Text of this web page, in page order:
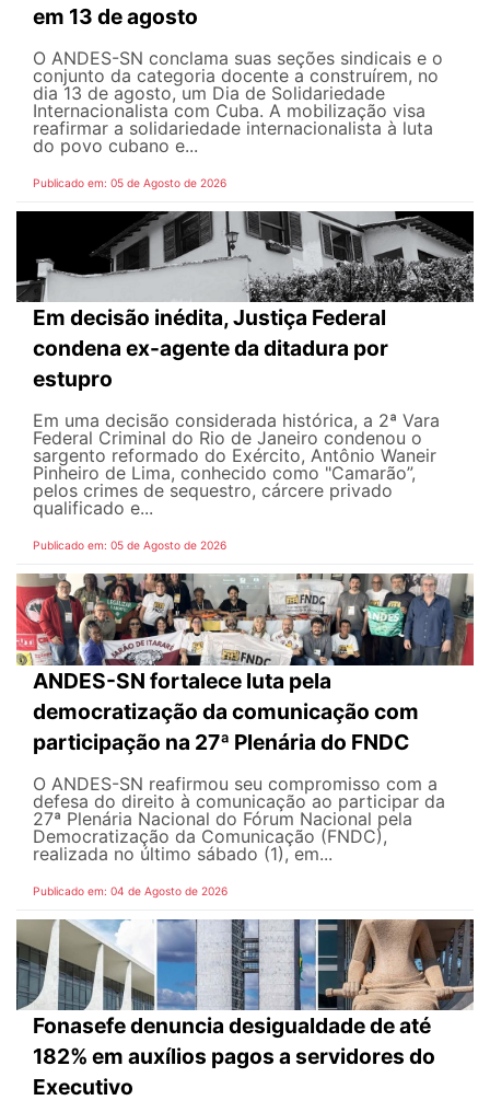
em 13 de agosto
O ANDES-SN conclama suas seções sindicais e o
conjunto da categoria docente a construírem, no
dia 13 de agosto, um Dia de Solidariedade
Internacionalista com Cuba. A mobilização visa
reafirmar a solidariedade internacionalista à luta
do povo cubano e...
Publicado em: 05 de Agosto de 2026
Em decisão inédita, Justiça Federal
condena ex-agente da ditadura por
estupro
Em uma decisão considerada histórica, a 2ª Vara
Federal Criminal do Rio de Janeiro condenou o
sargento reformado do Exército, Antônio Waneir
Pinheiro de Lima, conhecido como "Camarão”,
pelos crimes de sequestro, cárcere privado
qualificado e...
Publicado em: 05 de Agosto de 2026
ANDES-SN fortalece luta pela
democratização da comunicação com
participação na 27ª Plenária do FNDC
O ANDES-SN reafirmou seu compromisso com a
defesa do direito à comunicação ao participar da
27ª Plenária Nacional do Fórum Nacional pela
Democratização da Comunicação (FNDC),
realizada no último sábado (1), em...
Publicado em: 04 de Agosto de 2026
Fonasefe denuncia desigualdade de até
182% em auxílios pagos a servidores do
Executivo